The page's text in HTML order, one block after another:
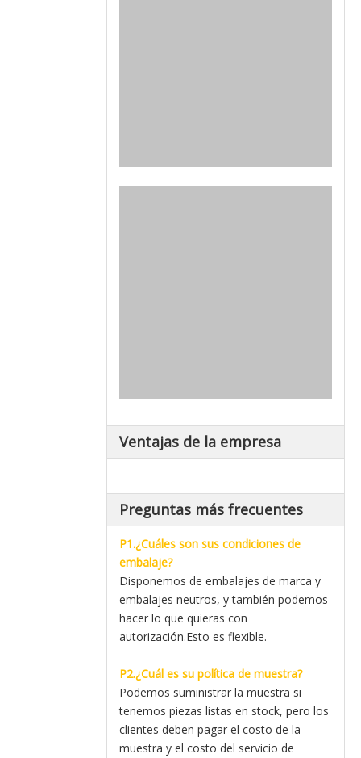
Ventajas de la empresa
Preguntas más frecuentes
P1.¿Cuáles son sus condiciones de
embalaje?
Disponemos de embalajes de marca y
embalajes neutros, y también podemos
hacer lo que quieras con
autorización.Esto es flexible.
P2.¿Cuál es su política de muestra?
Podemos suministrar la muestra si
tenemos piezas listas en stock, pero los
clientes deben pagar el costo de la
muestra y el costo del servicio de